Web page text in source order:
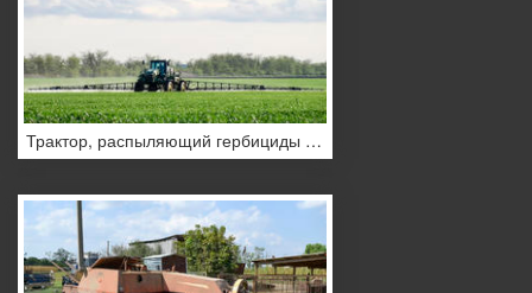
Трактор, распыляющий гербициды в поле, Краснодарский край, Россия